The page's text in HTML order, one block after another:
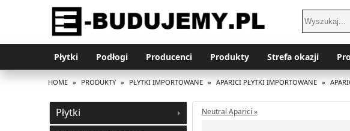
Płytki Podłogi Producenci Produkty Strefa okazji
HOME » PRODUKTY » PŁYTKI IMPORTOWANE » APARICI PŁYTKI IMPORTOWANE »
Neutral Aparici »
Płytki